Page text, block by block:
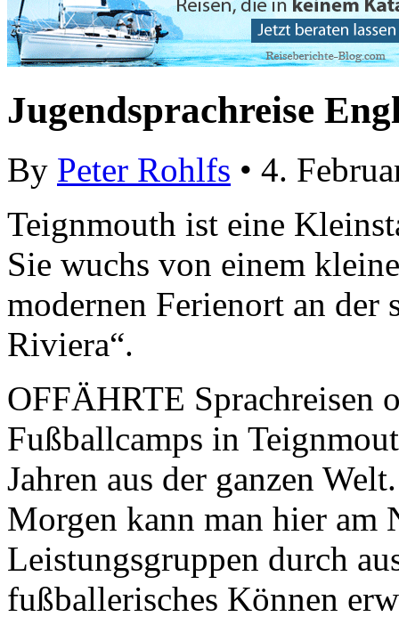
Jugendsprachreise
By Peter Rohlfs • 4.
Teignmouth ist eine
Sie wuchs von einem
modernen Ferienort an der
Riviera“.
OFFÄHRTE Sprachreisen
Fußballcamps in
Jahren aus der ganzen
Morgen kann man hier am
Leistungsgruppen durch
fußballerisches Können